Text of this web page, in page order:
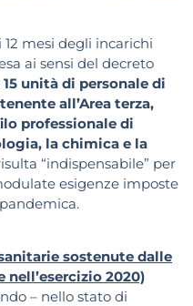
mesi degli incarichi
ai sensi del decreto
15 unità di personale di
all’Area terza,
professionale di
la chimica e la
“indispensabile” per
esigenze imposte
sostenute dalle
2020)
– nello stato di